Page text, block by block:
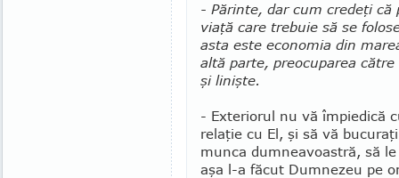
- Părinte, dar cum credeţi
viaţă care trebuie să se
asta este economia din
altă parte, preo­cuparea
şi linişte.
- Exteriorul nu vă împiedică
relaţie cu El, şi să vă
mun­ca dumnea­voastră, să
aşa l-a făcut Dumnezeu pe